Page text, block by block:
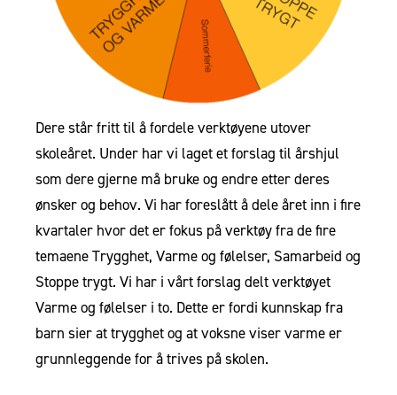
Dere står fritt til å fordele verktøyene utover
skoleåret. Under har vi laget et forslag til årshjul
som dere gjerne må bruke og endre etter deres
ønsker og behov. Vi har foreslått å dele året inn i fire
kvartaler hvor det er fokus på verktøy fra de fire
temaene Trygghet, Varme og følelser, Samarbeid og
Stoppe trygt. Vi har i vårt forslag delt verktøyet
Varme og følelser i to. Dette er fordi kunnskap fra
barn sier at trygghet og at voksne viser varme er
grunnleggende for å trives på skolen.